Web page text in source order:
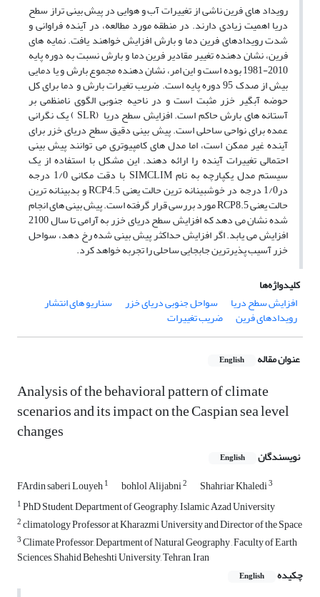
رویداد های فرین ناشی از تغییرات آب و هوایی در پیش بینی تراز سطح
دریا اهمیت زیادی دارند. در منطقه مورد مطالعه، در آینده فراوانی و
شدت رویدادهای فرین دما و بارش افزایش خواهند یافت. نمایه های
فرین، نشان دهنده تغییر مقادیر فرین دما و بارش نسبت به دوره پایه
2010-1981 بوده است و این امر، نشان دهنده مجموع بارش و یا دمایی
بیش از صدک 95 دوره پایه است. ضریب تغیرات بارش و دما برای کل
حوضه آبگیر خزر مثبت است و در ناحیه جنوبی الگوی نامنظمی بر
آستانه های بارش حاکم است. افزایش سطح دریا (SLR ) یک نگرانی
عمده برای نواحی ساحلی است. پیش بینی دقیق سطح دریای خزر برای
آینده غیر ممکن است، اما مدل های کامپیوتری می توانند پیش بینی
احتمالی تغییرات آینده را ارائه دهند. این مشکل با استفاده از یک
سیستم مدل یکپارچه به نام SIMCLIM با دقت مکانی 1/0 درجه
در1/0 درجه در خوشبینانه ترین حالت یعنی RCP4.5 و بدبینانه ترین
حالت یعنی RCP8.5 مورد بررسی قرار گرفته است. پیش بینی های انجام
شده نشان می دهد که افزایش سطح دریای خزر به آرامی تا سال 2100
افزایش می یابد. اگر افزایش حداکثر پیش بینی شده رخ دهد، سواحل
خزر آسیب پذیرترین جابجایی ساحلی را تجربه خواهد کرد.
کلیدواژه‌ها
افزایش سطح دریا
سواحل جنوبی دریای خزر سناریو های انتشار
رویدادهای فرین ضریب تغییرات
عنوان مقاله English
Analysis of the behavioral pattern of climate
scenarios and its impact on the Caspian sea level
changes
نویسندگان English
FArdin saberi Louyeh1 bohlol Alijabni2 Shahriar Khaledi3
1PhD Student, Department of Geography, Islamic Azad University
2climatology Professor at Kharazmi University and Director of the Space
3Climate Professor, Department of Natural Geography , Faculty of Earth
Sciences, Shahid Beheshti University, Tehran, Iran
چکیده
English